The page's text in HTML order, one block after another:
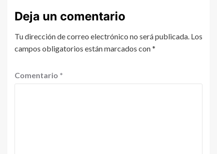
Deja un comentario
Tu dirección de correo electrónico no será publicada. Los
campos obligatorios están marcados con*
Comentario *